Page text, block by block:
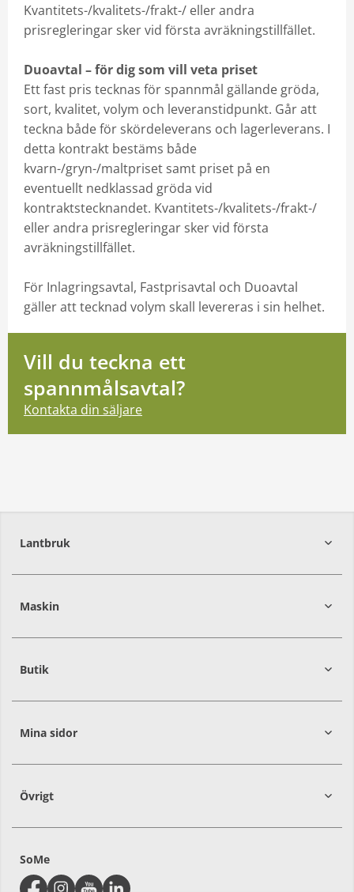
Kvantitets-/kvalitets-/frakt-/ eller andra
prisregleringar sker vid första avräkningstillfället.
Duoavtal – för dig som vill veta priset
Ett fast pris tecknas för spannmål gällande gröda,
sort, kvalitet, volym och leveranstidpunkt. Går att
teckna både för skördeleverans och lagerleverans. I
detta kontrakt bestäms både
kvarn-/gryn-/maltpriset samt priset på en
eventuellt nedklassad gröda vid
kontraktstecknandet. Kvantitets-/kvalitets-/frakt-/
eller andra prisregleringar sker vid första
avräkningstillfället.
För Inlagringsavtal, Fastprisavtal och Duoavtal
gäller att tecknad volym skall levereras i sin helhet.
Vill du teckna ett
spannmålsavtal?
Kontakta din säljare
Lantbruk
39239
Maskin
27430
Butik
Mina sidor
Övrigt
SoMe